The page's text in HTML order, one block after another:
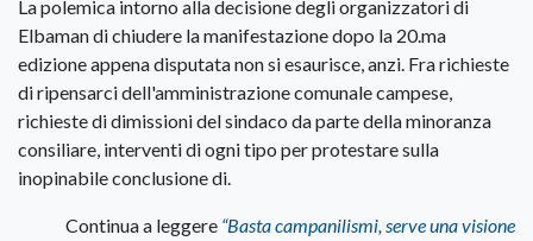
La polemica intorno alla decisione degli organizzatori di
Elbaman di chiudere la manifestazione dopo la 20.ma
edizione appena disputata non si esaurisce, anzi. Fra richieste
di ripensarci dell'amministrazione comunale campese,
richieste di dimissioni del sindaco da parte della minoranza
consiliare, interventi di ogni tipo per protestare sulla
inopinabile conclusione di.
Continua a leggere “Basta campanilismi, serve una visione